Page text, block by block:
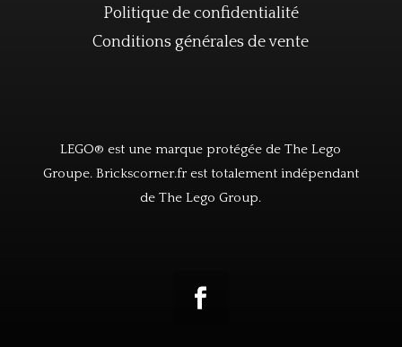
Politique de confidentialité
Conditions générales de vente
LEGO® est une marque protégée de The Lego
Groupe. Brickscorner.fr est totalement indépendant
de The Lego Group.